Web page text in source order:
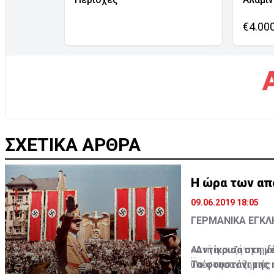
ΣΧΕΤΙΚΑ ΑΡΘΡΑ
Η ώρα των
09.06.2019 18:05
ΓΕΡΜΑΝΙΚΑ
«Αντίκρισα στη
Το φουστάνι της
Αυτή η συζήτηση
υπέστησαν